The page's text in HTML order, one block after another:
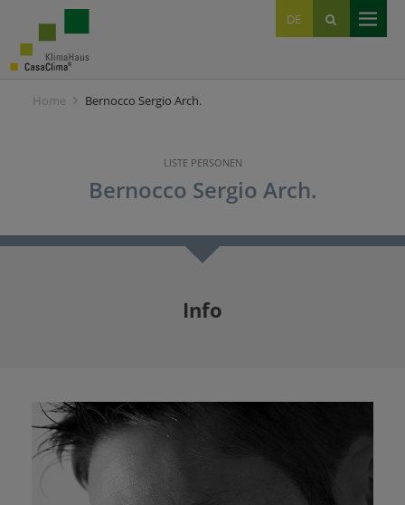
DE
IT
EN
Home Bernocco Sergio Arch.
LISTE PERSONEN
Bernocco Sergio Arch.
Info